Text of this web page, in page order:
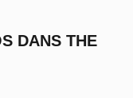
DANS THE